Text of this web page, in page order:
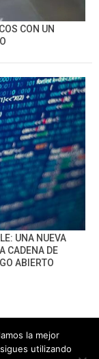
CON UN
UNA NUEVA
CADENA DE
ABIERTO
la mejor
utilizando